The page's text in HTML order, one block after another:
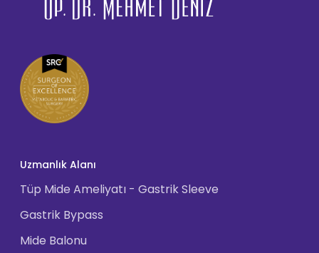
Uzmanlık Alanı
Tüp Mide Ameliyatı - Gastrik Sleeve
Gastrik Bypass
Mide Balonu